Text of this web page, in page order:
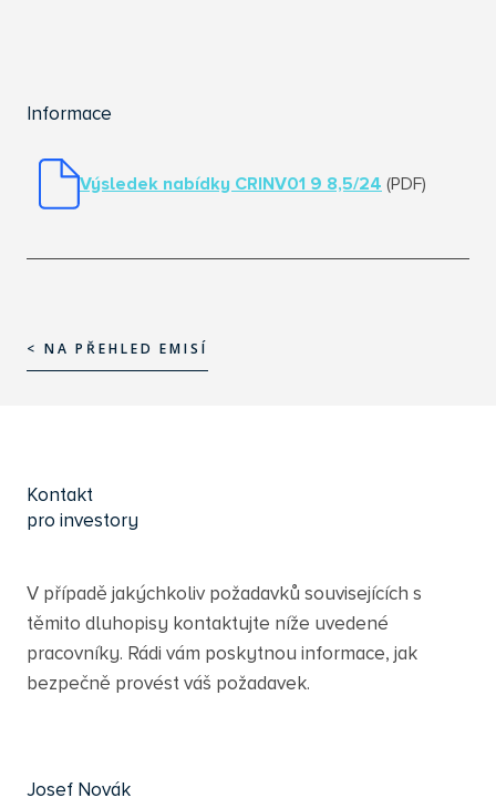
Informace
Výsledek nabídky CRINV01 9 8,5/24 (PDF)
< NA PŘEHLED EMISÍ
Kontakt
pro investory
V případě jakýchkoliv požadavků souvisejících s
těmito dluhopisy kontaktujte níže uvedené
pracovníky. Rádi vám poskytnou informace, jak
bezpečně provést váš požadavek.
Josef Novák